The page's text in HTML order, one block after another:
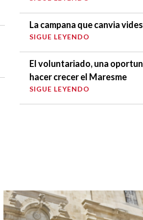
La campana que canvia vides
SIGUE LEYENDO
El voluntariado, una
hacer crecer el Maresme
SIGUE LEYENDO